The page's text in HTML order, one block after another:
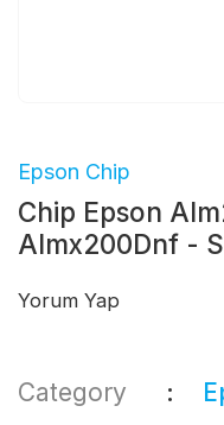
Epson Chip
Chip Epson
Almx200Dnf -
Yorum Yap
Category